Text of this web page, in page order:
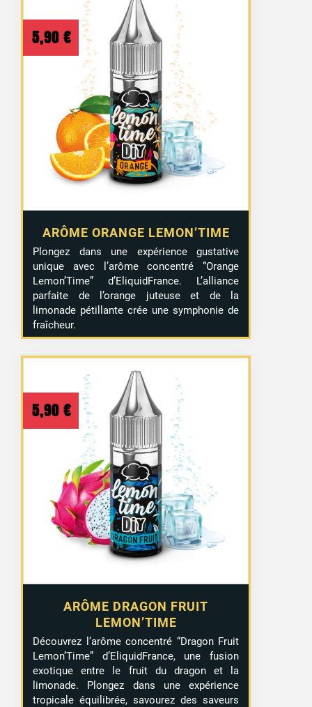
ARÔME ORANGE LEMON’TIME
5,90 €
Plongez dans une expérience gustative
unique avec l’arôme concentré “Orange
Lemon’Time” d’EliquidFrance. L’alliance
parfaite de l’orange juteuse et de la
limonade pétillante crée une symphonie de
fraîcheur.
ARÔME DRAGON FRUIT
LEMON’TIME
5,90 €
Découvrez l’arôme concentré “Dragon Fruit
Lemon’Time” d’EliquidFrance, une fusion
exotique entre le fruit du dragon et la
limonade. Plongez dans une expérience
tropicale équilibrée, savourez des saveurs